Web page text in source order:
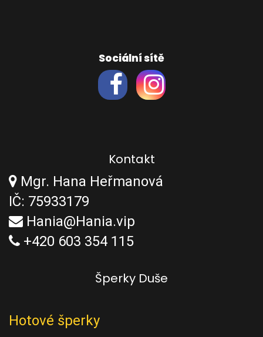
Sociální sítě
Kontakt
Mgr. Hana Heřmanová
IČ: 75933179
Hania@Hania.vip
+420 603 354 115
Šperky Duše
Hotové šperky